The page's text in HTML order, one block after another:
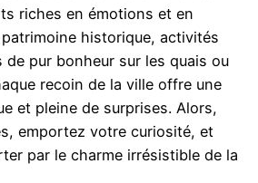
riches en émotions et en
historique, activités
pur bonheur sur les quais ou
recoin de la ville offre une
et pleine de surprises. Alors,
emportez votre curiosité, et
par le charme irrésistible de la